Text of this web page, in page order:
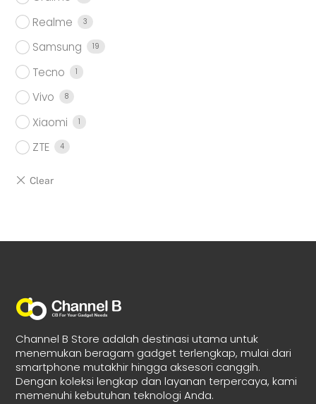
Realme 3
Samsung 19
Tecno 1
Vivo 8
Xiaomi 1
ZTE 4
Channel B Store adalah destinasi utama untuk
menemukan beragam gadget terlengkap, mulai dari
smartphone mutakhir hingga aksesori canggih.
Dengan koleksi lengkap dan layanan terpercaya, kami
memenuhi kebutuhan teknologi Anda.